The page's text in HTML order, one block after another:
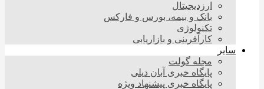
ارزدیجیتال
بانک و بیمه، بورس و فارکس
تکنولوژی
کارآفرینی و بازاریابی
سایر
مجله گولت
پایگاه خبری آبان دیلی
پایگاه خبری پیشنهاد ویژه